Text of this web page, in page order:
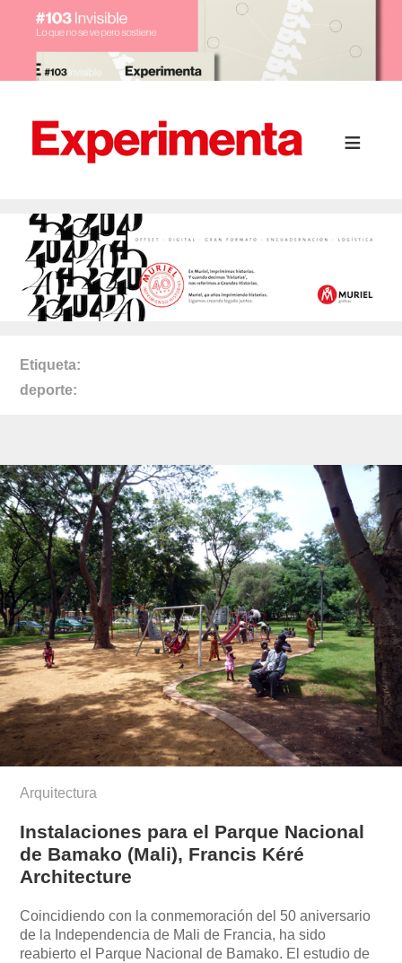
Etiqueta
deporte
Arquitectura
Instalaciones para el Parque Nacional
de Bamako (Mali), Francis Kéré
Architecture
Coincidiendo con la conmemoración del 50 aniversario
de la Independencia de Mali de Francia, ha sido
reabierto el Parque Nacional de Bamako. El estudio de